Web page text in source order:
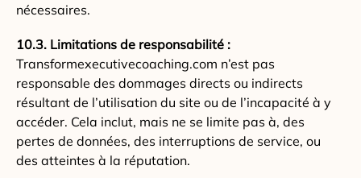
nécessaires.
10.3. Limitations de responsabilité :
Transformexecutivecoaching.com n’est pas
responsable des dommages directs ou indirects
résultant de l’utilisation du site ou de l’incapacité à y
accéder. Cela inclut, mais ne se limite pas à, des
pertes de données, des interruptions de service, ou
des atteintes à la réputation.